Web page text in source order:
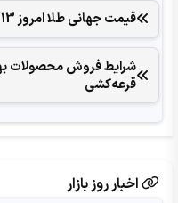
قیمت جهانی طلا امروز 1405/05/13
شرایط فروش محصولات
قرعه‌کشی
اخبار روز بازار